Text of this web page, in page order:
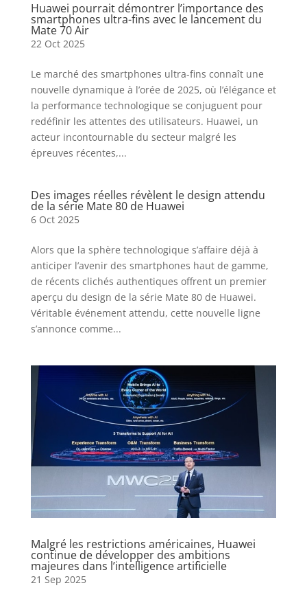
Huawei pourrait démontrer l’importance des
smartphones ultra-fins avec le lancement du
Mate 70 Air
22 Oct 2025
Le marché des smartphones ultra-fins connaît une
nouvelle dynamique à l’orée de 2025, où l’élégance et
la performance technologique se conjuguent pour
redéfinir les attentes des utilisateurs. Huawei, un
acteur incontournable du secteur malgré les
épreuves récentes,...
Des images réelles révèlent le design attendu
de la série Mate 80 de Huawei
6 Oct 2025
Alors que la sphère technologique s’affaire déjà à
anticiper l’avenir des smartphones haut de gamme,
de récents clichés authentiques offrent un premier
aperçu du design de la série Mate 80 de Huawei.
Véritable événement attendu, cette nouvelle ligne
s’annonce comme...
Malgré les restrictions américaines, Huawei
continue de développer des ambitions
majeures dans l’intelligence artificielle
21 Sep 2025